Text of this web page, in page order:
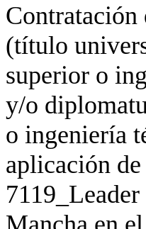
Contratación
(título
superior o
y/o
o ingeniería
aplicación